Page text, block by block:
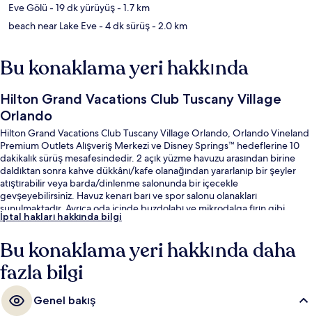
Eve Gölü- 19 dk yürüyüş- 1.7 km
beach near Lake Eve- 4 dk sürüş- 2.0 km
Bu konaklama yeri hakkında
Hilton Grand Vacations Club Tuscany Village
Orlando
Hilton Grand Vacations Club Tuscany Village Orlando, Orlando Vineland
Premium Outlets Alışveriş Merkezi ve Disney Springs™ hedeflerine 10
dakikalık sürüş mesafesindedir. 2 açık yüzme havuzu arasından birine
daldıktan sonra kahve dükkânı/kafe olanağından yararlanıp bir şeyler
atıştırabilir veya barda/dinlenme salonunda bir içecekle
gevşeyebilirsiniz. Havuz kenarı barı ve spor salonu olanakları
sunulmaktadır. Ayrıca oda içinde buzdolabı ve mikrodalga fırın gibi
kolaylıklar mevcuttur. Misafirler arasında havuz ve yardıma hazır personel
İptal hakları hakkında bilgi
Bu konaklama yeri hakkında daha
fazla bilgi
Genel bakış